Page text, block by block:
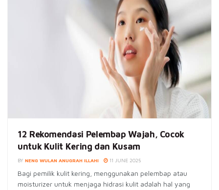
12 Rekomendasi Pelembap Wajah, Cocok
untuk Kulit Kering dan Kusam
BY NENG WULAN ANUGRAH ILLAHI 11 JUNE 2025
Bagi pemilik kulit kering, menggunakan pelembap atau
moisturizer untuk menjaga hidrasi kulit adalah hal yang